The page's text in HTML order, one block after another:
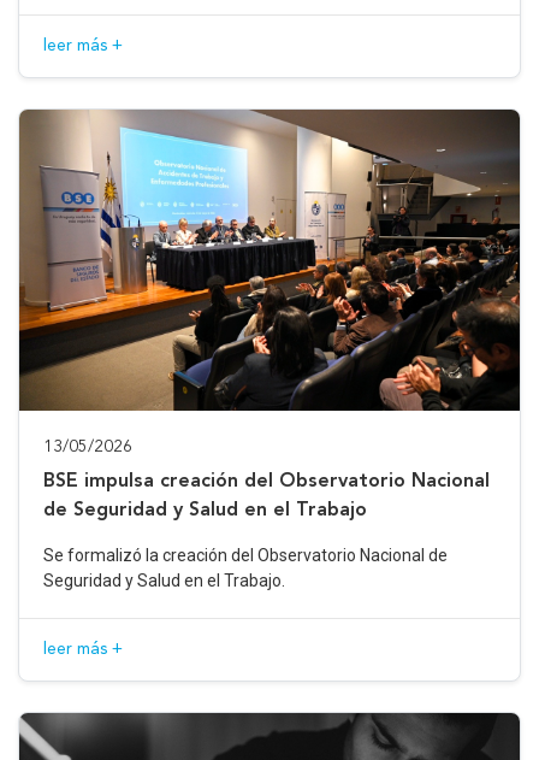
leer más +
13/05/2026
BSE impulsa creación del Observatorio Nacional
de Seguridad y Salud en el Trabajo
Se formalizó la creación del Observatorio Nacional de
Seguridad y Salud en el Trabajo.
leer más +